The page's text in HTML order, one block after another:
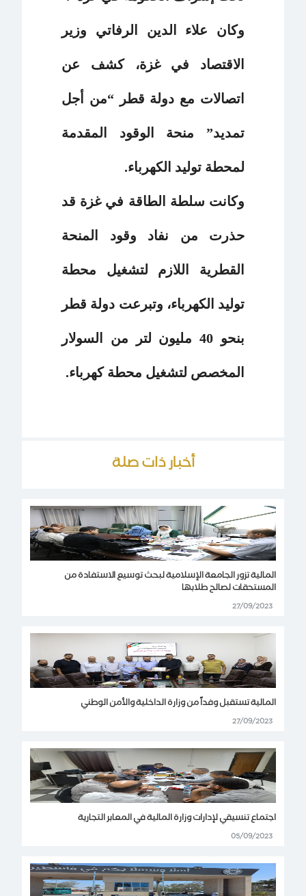
وكان علاء الدين الرفاتي وزير
الاقتصاد في غزة، كشف عن
اتصالات مع دولة قطر “من أجل
تمديد” منحة الوقود المقدمة
لمحطة توليد الكهرباء.
وكانت سلطة الطاقة في غزة قد
حذرت من نفاد وقود المنحة
القطرية اللازم لتشغيل محطة
توليد الكهرباء، وتبرعت دولة قطر
بنحو 40 مليون لتر من السولار
المخصص لتشغيل محطة كهرباء.
أخبار ذات صلة
المالية تزور الجامعة الإسلامية لبحث توسيع الاستفادة من
المستحقات لصالح طلابها
27/09/2023
المالية تستقبل وفداً من وزارة الداخلية والأمن الوطني
27/09/2023
اجتماع تنسيقي لإدارات وزارة المالية في المعابر التجارية
05/09/2023